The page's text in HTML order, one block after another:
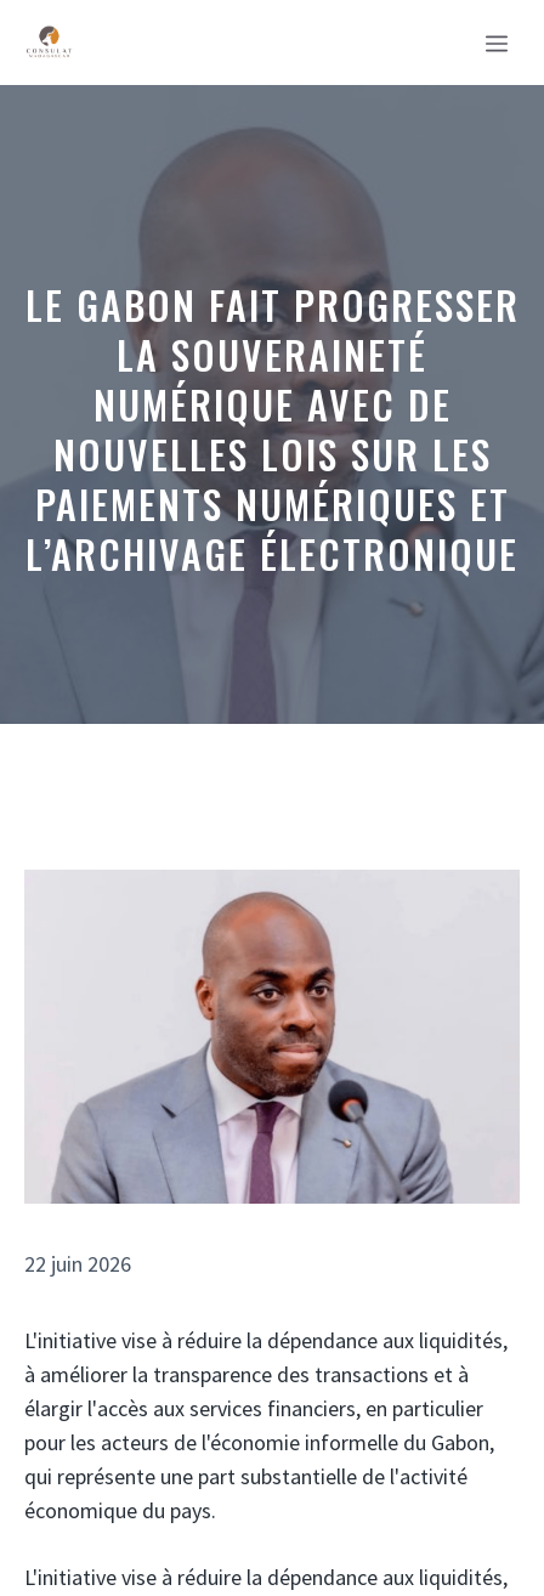
contenu
LE GABON FAIT PROGRESSER
LA SOUVERAINETÉ
NUMÉRIQUE AVEC DE
NOUVELLES LOIS SUR LES
PAIEMENTS NUMÉRIQUES ET
L’ARCHIVAGE ÉLECTRONIQUE
22 juin 2026
L'initiative vise à réduire la dépendance aux liquidités,
à améliorer la transparence des transactions et à
élargir l'accès aux services financiers, en particulier
pour les acteurs de l'économie informelle du Gabon,
qui représente une part substantielle de l'activité
économique du pays.
L'initiative vise à réduire la dépendance aux liquidités,